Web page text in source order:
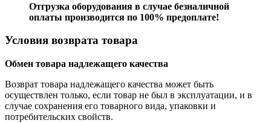
Отгрузка оборудования в случае безналичной
оплаты производится по 100% предоплате!
Условия возврата товара
Обмен товара надлежащего качества
Возврат товара надлежащего качества может быть
осуществлен только, если товар не был в эксплуатации, и в
случае сохранения его товарного вида, упаковки и
потребительских свойств.